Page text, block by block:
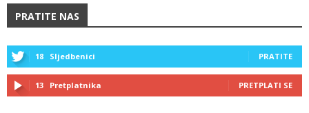
PRATITE NAS
18 Sljedbenici PRATITE
13 Pretplatnika PRETPLATI SE